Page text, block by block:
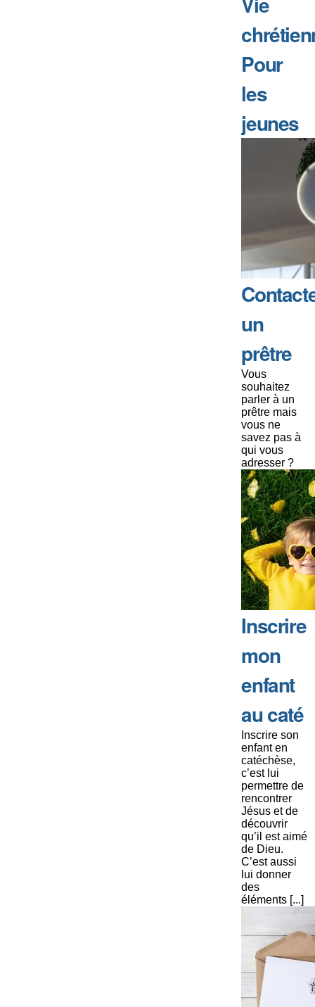
Pour
les
jeunes
un
prêtre
Vous
souhaitez
parler à un
prêtre mais
vous ne
savez pas à
qui vous
adresser ?
Inscrire
mon
enfant
au caté
Inscrire son
enfant en
catéchèse,
c’est lui
permettre de
rencontrer
Jésus et de
découvrir
qu’il est aimé
de Dieu.
C’est aussi
lui donner
des
éléments [...]